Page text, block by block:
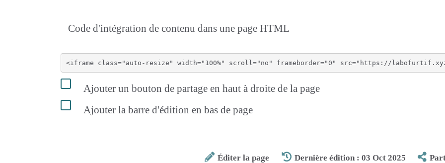
Code d'intégration de contenu dans une page HTML
Ajouter un bouton de partage en haut à droite de la page
Ajouter la barre d'édition en bas de page
Éditer la page Dernière édition : 03 Oct 2025